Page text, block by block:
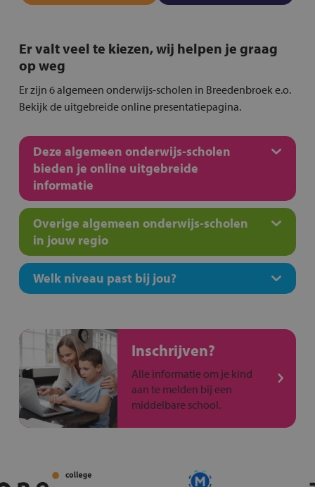
Er valt veel te kiezen, wij helpen je graag
op weg
Er zijn 6 algemeen onderwijs-scholen in Breedenbroek e.o.
Bekijk de uitgebreide online presentatiepagina.
Deze algemeen onderwijs-scholen
bieden je online uitgebreide
informatie
Overige algemeen onderwijs-scholen
in jouw regio
Welk niveau past bij jou?
Inschrijven?
Alle informatie om je kind
aan te melden bij een
middelbare school.